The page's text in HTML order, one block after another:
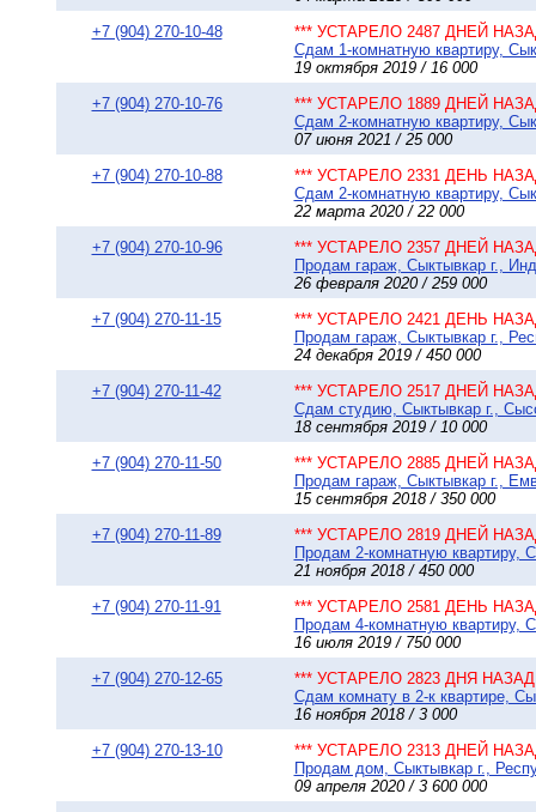
+7 (904) 270-10-48
*** УСТАРЕЛО 2487 ДНЕЙ
Сдам 1-комнатную квартиру,
19 октября 2019 / 16 000
+7 (904) 270-10-76
*** УСТАРЕЛО 1889 ДНЕЙ
Сдам 2-комнатную квартиру,
07 июня 2021 / 25 000
+7 (904) 270-10-88
*** УСТАРЕЛО 2331 ДЕНЬ
Сдам 2-комнатную квартиру,
22 марта 2020 / 22 000
+7 (904) 270-10-96
*** УСТАРЕЛО 2357 ДНЕЙ
Продам гараж, Сыктывкар г.,
26 февраля 2020 / 259 000
+7 (904) 270-11-15
*** УСТАРЕЛО 2421 ДЕНЬ
Продам гараж, Сыктывкар г.,
24 декабря 2019 / 450 000
+7 (904) 270-11-42
*** УСТАРЕЛО 2517 ДНЕЙ
Сдам студию, Сыктывкар г.,
18 сентября 2019 / 10 000
+7 (904) 270-11-50
*** УСТАРЕЛО 2885 ДНЕЙ
Продам гараж, Сыктывкар г.,
15 сентября 2018 / 350 000
+7 (904) 270-11-89
*** УСТАРЕЛО 2819 ДНЕЙ
Продам 2-комнатную квартиру,
21 ноября 2018 / 450 000
+7 (904) 270-11-91
*** УСТАРЕЛО 2581 ДЕНЬ
Продам 4-комнатную квартиру,
16 июля 2019 / 750 000
+7 (904) 270-12-65
*** УСТАРЕЛО 2823 ДНЯ НАЗАД
Сдам комнату в 2-к квартире,
16 ноября 2018 / 3 000
+7 (904) 270-13-10
*** УСТАРЕЛО 2313 ДНЕЙ
Продам дом, Сыктывкар г.,
09 апреля 2020 / 3 600 000